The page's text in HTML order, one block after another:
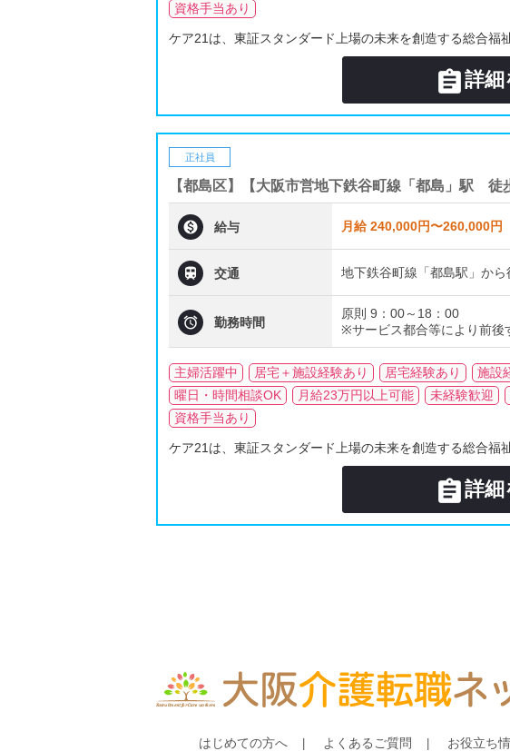
資格手当あり
ケア21は、東証スタンダード上場の未来を創造する総合福
詳細
正社員
【都島区】【大阪市営地下鉄谷町線「都島」駅
 給与 月給 240,000円〜260,000円
 交通 地下鉄谷町線「都島駅」から
 勤務時間
原則 9：00～18：00
※サービス都合等により前後
主婦活躍中 居宅＋施設経験あり 居宅経験あり 施設
曜日・時間相談OK
月給23万円以上可能 未経験歓迎
資格手当あり
ケア21は、東証スタンダード上場の未来を創造する総合福
詳細
はじめての方へ よくあるご質問 お役立ち